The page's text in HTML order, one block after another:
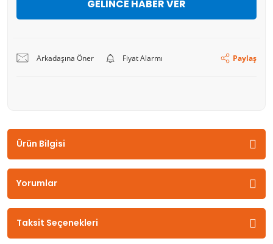
GELİNCE HABER VER
Arkadaşına Öner Fiyat Alarmı Paylaş
Ürün Bilgisi
Yorumlar
Taksit Seçenekleri